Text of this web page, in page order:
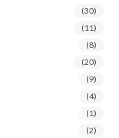
(30)
(11)
(8)
(20)
(9)
(4)
(1)
(2)